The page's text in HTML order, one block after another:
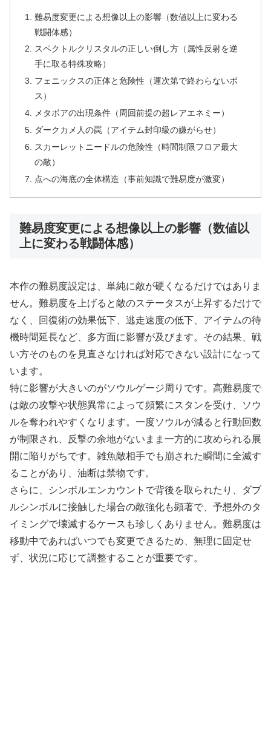
難易度変更による想像以上の影響（数値以上に変わる
戦闘体感）
スペクトルクリスタルの正しい倒し方（属性反射を逆
手に取る特殊攻略）
フェニックスの正体と危険性（運次第で終わらないボ
ス）
メタボアの出現条件（周回前提の超レアエネミー）
ダークカメ人の罠（アイテム封印級の嫌がらせ）
スカーレットニードルの危険性（時間制限フロア最大
の敵）
点への海底の全体構造（事前知識で難易度が激変）
難易度変更による想像以上の影響（数値以
上に変わる戦闘体感）
本作の難易度設定は、単純に敵が硬くなるだけではありま
せん。難易度を上げると敵のステータスが上昇するだけで
なく、回復術の効果低下、逃走速度の低下、アイテムの待
機時間延長など、多方面に影響が及びます。その結果、戦
い方そのものを見直さなければ対応できない設計になって
います。
特に影響が大きいのがソウルゲージ周りです。高難易度で
は敵の攻撃や状態異常によって頻繁にスタンを受け、ソウ
ルを奪われやすくなります。一度ソウルが減ると行動回数
が制限され、反撃の余地がないまま一方的に攻められる展
開に陥りがちです。雑魚敵相手でも崩された瞬間に全滅す
ることがあり、油断は禁物です。
さらに、シンボルエンカウントで背後を取られたり、ダブ
ルシンボルに接触した場合の敵強化も顕著で、予想外のタ
イミングで壊滅するケースも珍しくありません。難易度は
移動中であればいつでも変更できるため、無理に固定せ
ず、状況に応じて調整することが重要です。